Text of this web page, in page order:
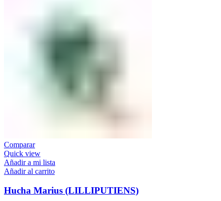
Comparar
Quick view
Añadir a mi lista
Añadir al carrito
Hucha Marius (LILLIPUTIENS)